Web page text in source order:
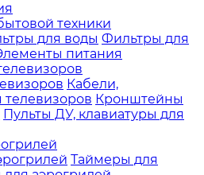
техники
для воды Фильтры для
питания
Кабели,
телевизоров Кронштейны
Пульты ДУ, клавиатуры для
Таймеры для